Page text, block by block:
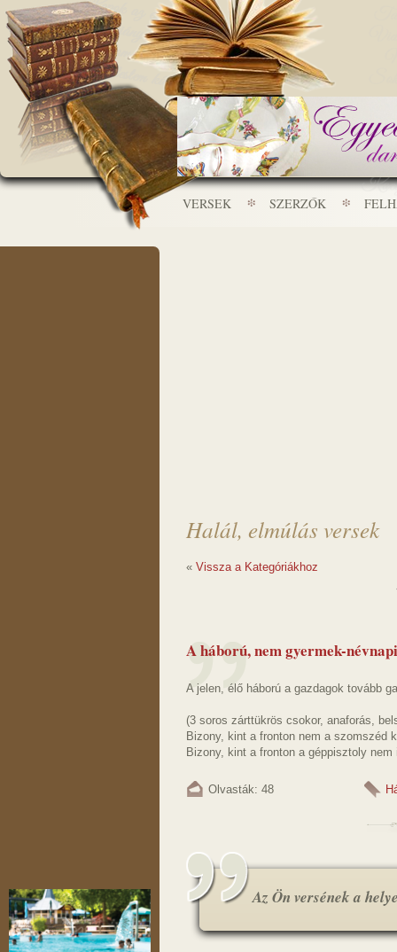
VERSEK SZERZŐK
Halál, elmúlás versek
« Vissza a Kategóriákhoz
A háború, nem gyermek-
A jelen, élő háború a gazdagok tovább
(3 soros zárttükrös csokor, anaforás,
Bizony, kint a fronton nem a szomszéd
Bizony, kint a fronton a géppisztoly nem
Olvasták: 48
Az Ön versének a